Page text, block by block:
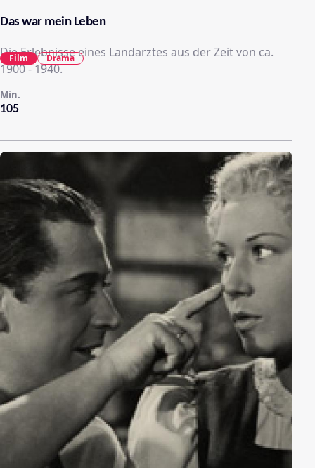
Das war mein Leben
Die Erlebnisse eines Landarztes aus der Zeit von ca.
1900 - 1940.
105
Min.
Film Drama